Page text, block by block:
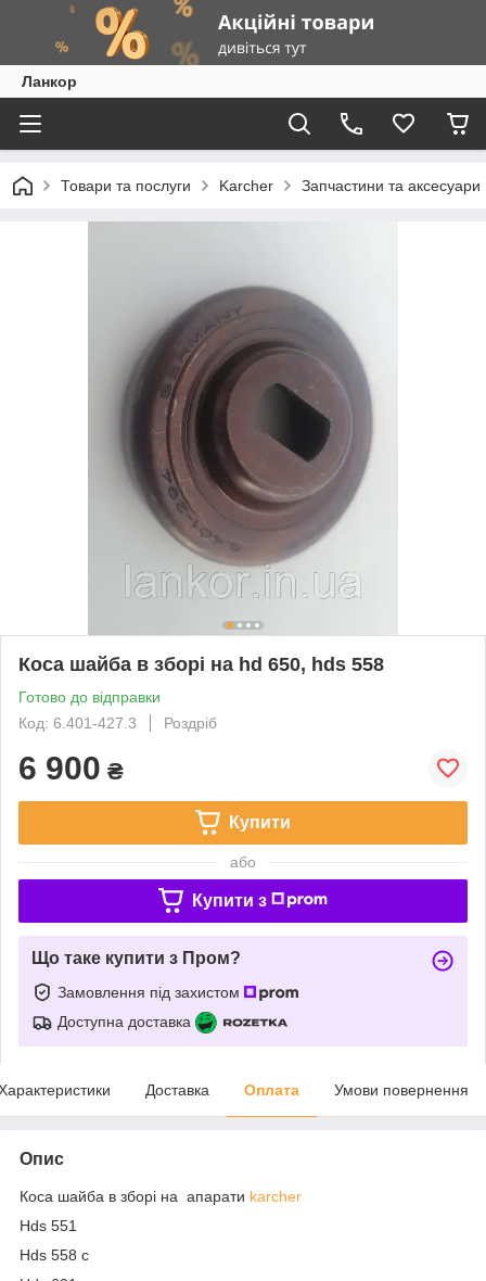
Ланкор
Товари та послуги Karcher Запчастини та
Коса шайба в зборі на hd 650, hds 558
Готово до відправки
Код: 6.401-427.3
Роздріб
6 900 ₴
Купити
або
Купити з
Що таке купити з Пром?
Замовлення під захистом
Доступна доставка
Доставка Оплата Умови повернення
Опис
Коса шайба в зборі на апарати karcher
Hds 551
Hds 558 c